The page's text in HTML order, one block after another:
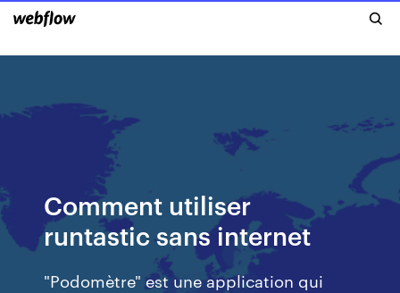
Comment utiliser
runtastic sans internet
"Podomètre" est une application qui